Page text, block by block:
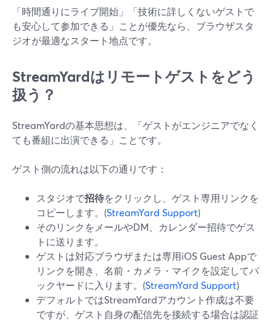
「時間通りにライブ開始」「技術に詳しくないゲストで
も安心して参加できる」ことが優先なら、ブラウザスタ
ジオが最適なスタート地点です。
StreamYardはリモートゲストをどう
扱う？
StreamYardの基本思想は、「ゲストがエンジニアでなく
ても番組に出演できる」ことです。
ゲスト側の流れは以下の通りです：
スタジオで招待をクリックし、ゲスト専用リンクを
コピーします。(StreamYard Support)
そのリンクをメールやDM、カレンダー招待でゲス
トに送ります。
ゲストは対応ブラウザまたは専用iOS Guest Appで
リンクを開き、名前・カメラ・マイクを設定してバ
ックヤードに入ります。(StreamYard Support)
デフォルトではStreamYardアカウント作成は不要
ですが、ゲスト自身の配信先を接続する場合は認証